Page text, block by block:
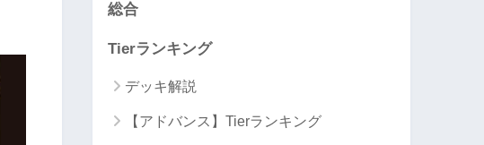
総合
Tierランキング
デッキ解説
【アドバンス】Tierランキング